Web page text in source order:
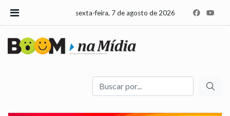
sexta-feira, 7 de agosto de 2026
Buscar